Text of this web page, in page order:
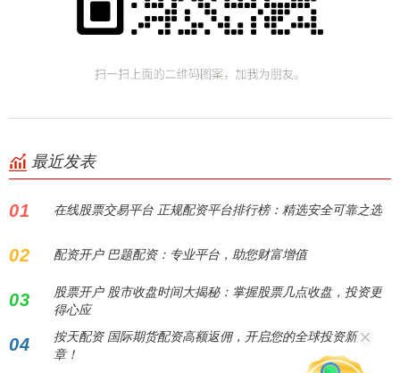
最近发表
01 在线股票交易平台 正规配资平台排行榜：精选安全可靠之选
02 配资开户 巴题配资：专业平台，助您财富增值
03
股票开户 股市收盘时间大揭秘：掌握股票几点收盘，投资更
得心应
04
按天配资 国际期货配资高额返佣，开启您的全球投资新篇
章！